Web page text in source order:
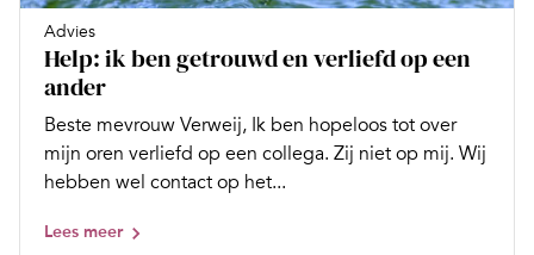
Advies
Help: ik ben getrouwd en verliefd op een
ander
Beste mevrouw Verweij, Ik ben hopeloos tot over
mijn oren verliefd op een collega. Zij niet op mij. Wij
hebben wel contact op het...
Lees meer